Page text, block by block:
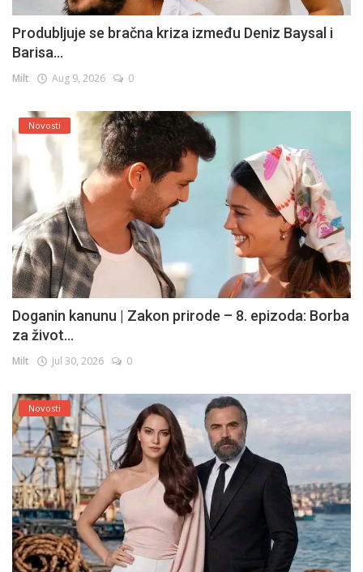
Produbljuje se bračna kriza između Deniz Baysal i
Barisa...
Milt Aug 9, 2026 0
Novosti
Doganin kanunu | Zakon prirode – 8. epizoda: Borba
za život...
Milt Jul 30, 2026 0
Novosti